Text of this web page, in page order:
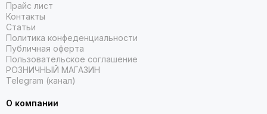
Прайс лист
Контакты
Статьи
Политика конфеденциальности
Публичная оферта
Пользовательское соглашение
РОЗНИЧНЫЙ МАГАЗИН
Telegram (канал)
О компании